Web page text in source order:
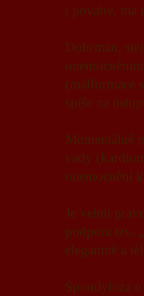
i povahy, má
Dobrman,
(malformace
spíše na
Momentálně
vady
onemocnění
Je velmi
podpora tzv.
elegantně a
Spondylóza